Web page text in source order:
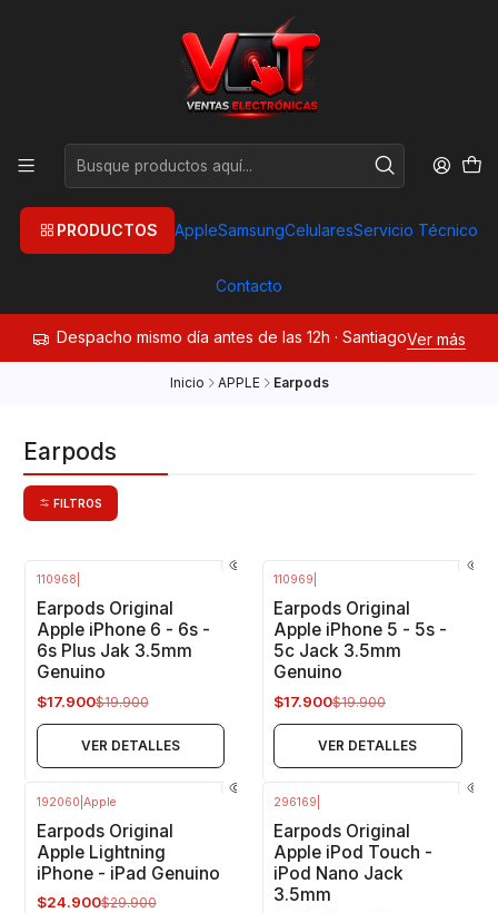
PRODUCTOS AppleSamsungCelularesServicio Técnico
Contacto
Despacho mismo día antes de las 12h · SantiagoVer más
Inicio APPLE Earpods
Earpods
FILTROS
No disponible
110968
Earpods Original
Apple iPhone 6 - 6s -
6s Plus Jak 3.5mm
Genuino
$17.900$19.900
VER DETALLES
No disponible
110969
Earpods Original
Apple iPhone 5 - 5s -
5c Jack 3.5mm
Genuino
$17.900$19.900
VER DETALLES
192060 Apple
Earpods Original
Apple Lightning
iPhone - iPad Genuino
$24.900$29.900
No disponible
296169
Earpods Original
Apple iPod Touch -
iPod Nano Jack
3.5mm